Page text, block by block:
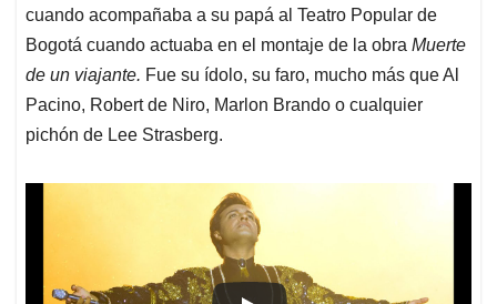
cuando acompañaba a su papá al Teatro Popular de
Bogotá cuando actuaba en el montaje de la obra Muerte
de un viajante. Fue su ídolo, su faro, mucho más que Al
Pacino, Robert de Niro, Marlon Brando o cualquier
pichón de Lee Strasberg.